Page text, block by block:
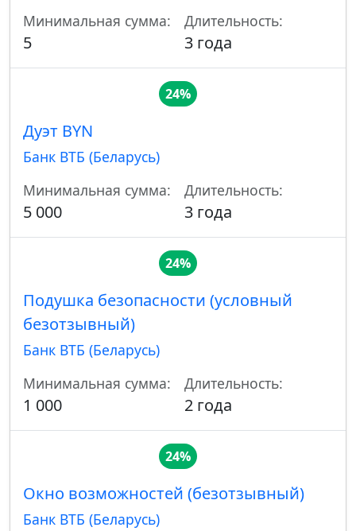
Минимальная сумма:
5
Длительность:
3 года
24%
Дуэт BYN
Банк ВТБ (Беларусь)
Минимальная сумма:
5 000
Длительность:
3 года
24%
Подушка безопасности (условный
безотзывный)
Банк ВТБ (Беларусь)
Минимальная сумма:
1 000
Длительность:
2 года
24%
Окно возможностей (безотзывный)
Банк ВТБ (Беларусь)